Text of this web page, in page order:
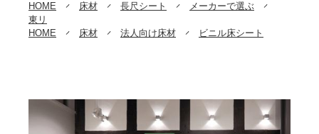
HOME
床材 長尺シート
メーカーで選ぶ
東リ
HOME
床材 法人向け床材 ビニル床シート